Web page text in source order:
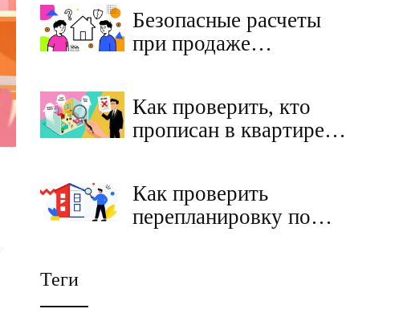
инструкция
Безопасные расчеты
при продаже
Как проверить, кто
прописан в квартире
пошаговая инструкция
Как проверить
перепланировку по
Теги